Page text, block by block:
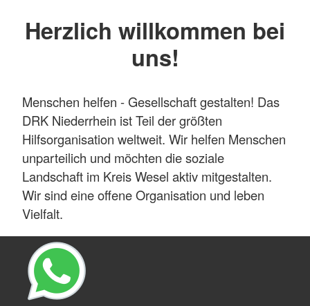
Herzlich willkommen bei
uns!
Menschen helfen - Gesellschaft gestalten! Das
DRK Niederrhein ist Teil der größten
Hilfsorganisation weltweit. Wir helfen Menschen
unparteilich und möchten die soziale
Landschaft im Kreis Wesel aktiv mitgestalten.
Wir sind eine offene Organisation und leben
Vielfalt.